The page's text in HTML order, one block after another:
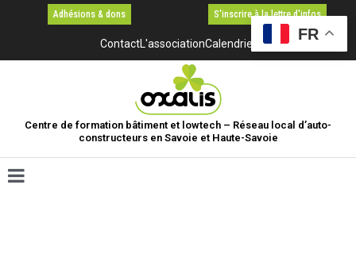
Adhésions & dons S'inscrire à la lettre d'infos
ContactL'associationCalendrier
Centre de formation bâtiment et lowtech – Réseau local d’auto-
constructeurs en Savoie et Haute-Savoie
FR